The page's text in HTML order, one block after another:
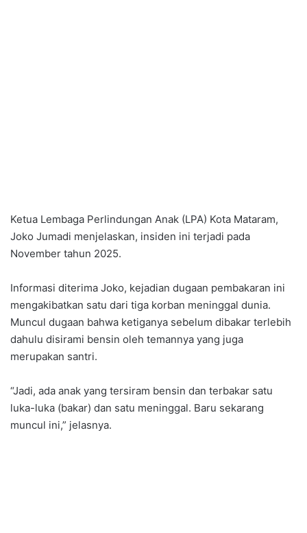
Ketua Lembaga Perlindungan Anak (LPA) Kota Mataram,
Joko Jumadi menjelaskan, insiden ini terjadi pada
November tahun 2025.
Informasi diterima Joko, kejadian dugaan pembakaran ini
mengakibatkan satu dari tiga korban meninggal dunia.
Muncul dugaan bahwa ketiganya sebelum dibakar terlebih
dahulu disirami bensin oleh temannya yang juga
merupakan santri.
“Jadi, ada anak yang tersiram bensin dan terbakar satu
luka-luka (bakar) dan satu meninggal. Baru sekarang
muncul ini,” jelasnya.